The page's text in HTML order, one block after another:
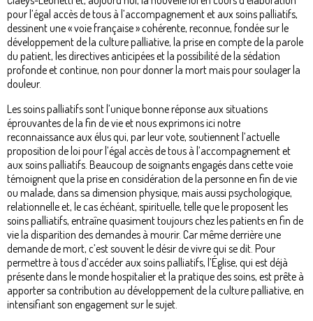
pour l’égal accès de tous à l’accompagnement et aux soins palliatifs,
dessinent une « voie française » cohérente, reconnue, fondée sur le
développement de la culture palliative, la prise en compte de la parole
du patient, les directives anticipées et la possibilité de la sédation
profonde et continue, non pour donner la mort mais pour soulager la
douleur.
Les soins palliatifs sont l’unique bonne réponse aux situations
éprouvantes de la fin de vie et nous exprimons ici notre
reconnaissance aux élus qui, par leur vote, soutiennent l’actuelle
proposition de loi pour l’égal accès de tous à l’accompagnement et
aux soins palliatifs. Beaucoup de soignants engagés dans cette voie
témoignent que la prise en considération de la personne en fin de vie
ou malade, dans sa dimension physique, mais aussi psychologique,
relationnelle et, le cas échéant, spirituelle, telle que le proposent les
soins palliatifs, entraîne quasiment toujours chez les patients en fin de
vie la disparition des demandes à mourir. Car même derrière une
demande de mort, c’est souvent le désir de vivre qui se dit. Pour
permettre à tous d’accéder aux soins palliatifs, l’Église, qui est déjà
présente dans le monde hospitalier et la pratique des soins, est prête à
apporter sa contribution au développement de la culture palliative, en
intensifiant son engagement sur le sujet.